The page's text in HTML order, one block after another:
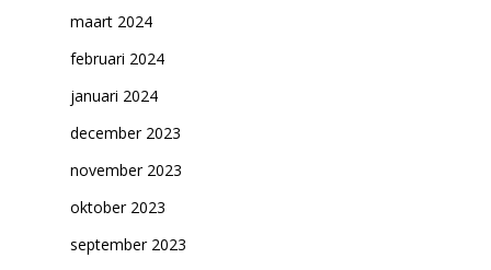
maart 2024
februari 2024
januari 2024
december 2023
november 2023
oktober 2023
september 2023